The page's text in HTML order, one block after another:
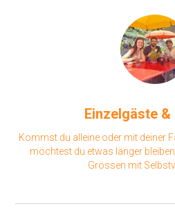
Einzelgäste&
Kommst du alleine oder mit deiner
möchtest du etwas länger
Grössen mit